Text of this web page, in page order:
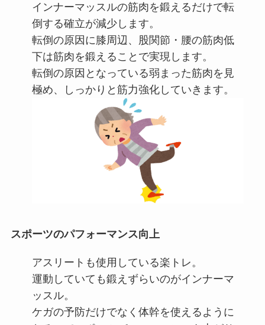
インナーマッスルの筋肉を鍛えるだけで転
倒する確立が減少します。
転倒の原因に膝周辺、股関節・腰の筋肉低
下は筋肉を鍛えることで実現します。
転倒の原因となっている弱まった筋肉を見
極め、しっかりと筋力強化していきます。
スポーツのパフォーマンス向上
アスリートも使用している楽トレ。
運動していても鍛えずらいのがインナーマ
ッスル。
ケガの予防だけでなく体幹を使えるように